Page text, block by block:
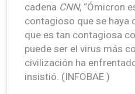
cadena CNN, “Ómicron
contagioso que se haya
que es tan contagiosa
puede ser el virus más
civilización ha
insistió. (INFOBAE )